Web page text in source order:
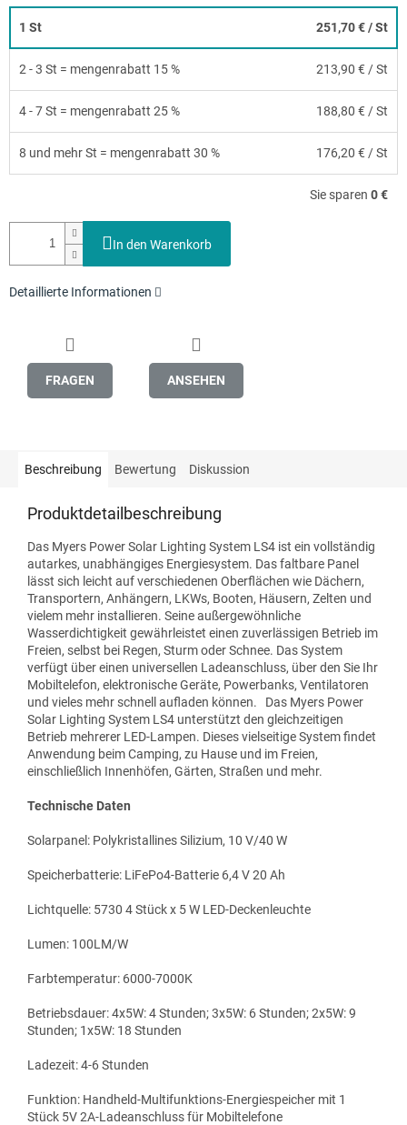
1 St 251,70 €/ St
2 - 3 St = mengenrabatt 15 % 213,90 € / St
4 - 7 St = mengenrabatt 25 % 188,80 € / St
8 und mehr St = mengenrabatt 30 % 176,20 € / St
Sie sparen 0 €
In den Warenkorb
Detaillierte Informationen
FRAGEN ANSEHEN
Beschreibung Bewertung Diskussion
Produktdetailbeschreibung
Das Myers Power Solar Lighting System LS4 ist ein vollständig
autarkes, unabhängiges Energiesystem. Das faltbare Panel
lässt sich leicht auf verschiedenen Oberflächen wie Dächern,
Transportern, Anhängern, LKWs, Booten, Häusern, Zelten und
vielem mehr installieren. Seine außergewöhnliche
Wasserdichtigkeit gewährleistet einen zuverlässigen Betrieb im
Freien, selbst bei Regen, Sturm oder Schnee. Das System
verfügt über einen universellen Ladeanschluss, über den Sie Ihr
Mobiltelefon, elektronische Geräte, Powerbanks, Ventilatoren
und vieles mehr schnell aufladen können.
Das Myers Power
Solar Lighting System LS4 unterstützt den gleichzeitigen
Betrieb mehrerer LED-Lampen. Dieses vielseitige System findet
Anwendung beim Camping, zu Hause und im Freien,
einschließlich Innenhöfen, Gärten, Straßen und mehr.
Technische Daten
Solarpanel: Polykristallines Silizium, 10 V/40 W
Speicherbatterie: LiFePo4-Batterie 6,4 V 20 Ah
Lichtquelle: 5730 4 Stück x 5 W LED-Deckenleuchte
Lumen: 100LM/W
Farbtemperatur: 6000-7000K
Betriebsdauer: 4x5W: 4 Stunden; 3x5W: 6 Stunden; 2x5W: 9
Stunden; 1x5W: 18 Stunden
Ladezeit: 4-6 Stunden
Funktion: Handheld-Multifunktions-Energiespeicher mit 1
Stück 5V 2A-Ladeanschluss für Mobiltelefone